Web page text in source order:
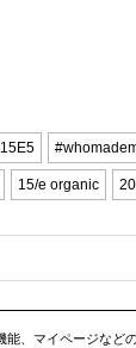
15/e organic
、マイページなど